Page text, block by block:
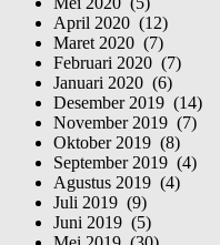
April 2020 (12)
Maret 2020 (7)
Februari 2020 (7)
Januari 2020 (6)
Desember 2019 (14)
November 2019 (7)
Oktober 2019 (8)
September 2019 (4)
Agustus 2019 (4)
Juli 2019 (9)
Juni 2019 (5)